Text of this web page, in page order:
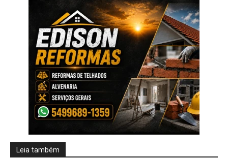
Leia também